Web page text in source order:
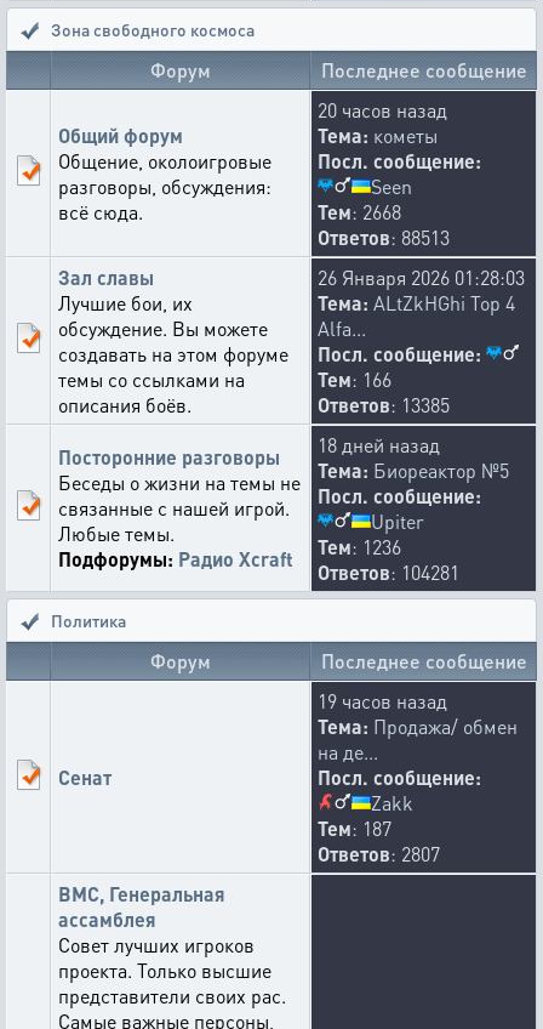
Зона свободного космоса
Форум Последнее сообщение
Общий форум
Общение, околоигровые
разговоры, обсуждения:
всё сюда.
20 часов назад
Тема: кометы
Посл. сообщение:
Seen
Тем: 2668
Ответов: 88513
Зал славы
Лучшие бои, их
обсуждение. Вы можете
создавать на этом форуме
темы со ссылками на
описания боёв.
26 Января 2026 01:28:03
Тема: ALtZkHGhi Top 4
Alfa...
Посл. сообщение:
Тем: 166
Ответов: 13385
Посторонние разговоры
Беседы о жизни на темы не
связанные с нашей игрой.
Любые темы.
Подфорумы: Радио Xcraft
18 дней назад
Тема: Биореактор №5
Посл. сообщение:
Upiter
Тем: 1236
Ответов: 104281
Политика
Форум Последнее сообщение
Сенат
19 часов назад
Тема: Продажа/ обмен
на де...
Посл. сообщение:
Zakk
Тем: 187
Ответов: 2807
ВМС, Генеральная
ассамблея
Совет лучших игроков
проекта. Только высшие
представители своих рас.
Самые важные персоны,